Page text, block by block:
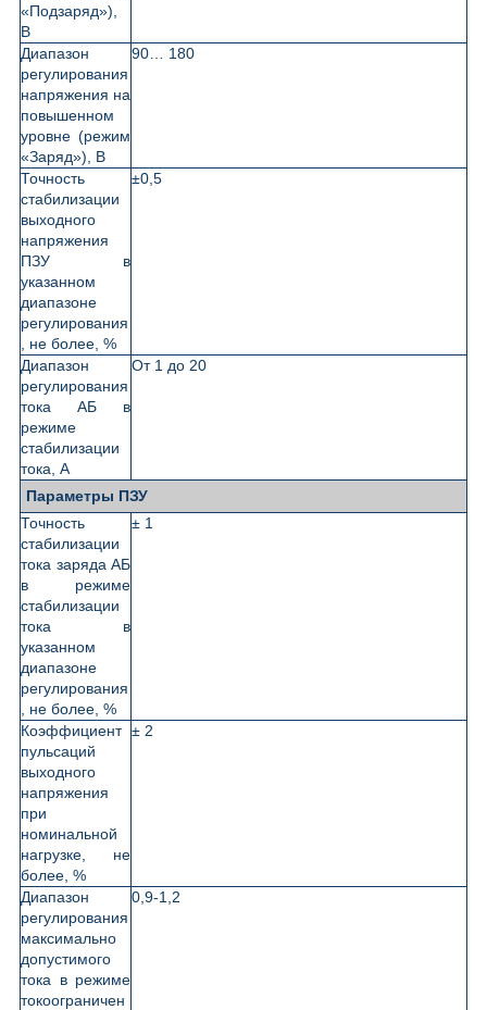
«Подзаряд»),
В
Диапазон
регулирования
напряжения на
повышенном
уровне (режим
«Заряд»), В
90… 180
Точность
стабилизации
выходного
напряжения
ПЗУ в
указанном
диапазоне
регулирования
, не более, %
±0,5
Диапазон
регулирования
тока АБ в
режиме
стабилизации
тока, А
От 1 до 20
Параметры ПЗУ
Точность
стабилизации
тока заряда АБ
в режиме
стабилизации
тока в
указанном
диапазоне
регулирования
, не более, %
± 1
Коэффициент
пульсаций
выходного
напряжения
при
номинальной
нагрузке, не
более, %
± 2
Диапазон
регулирования
максимально
допустимого
тока в режиме
токоограничен
0,9-1,2